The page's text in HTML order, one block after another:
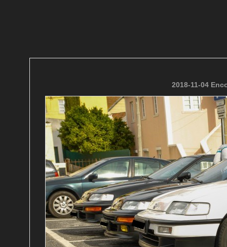
2018-11-04